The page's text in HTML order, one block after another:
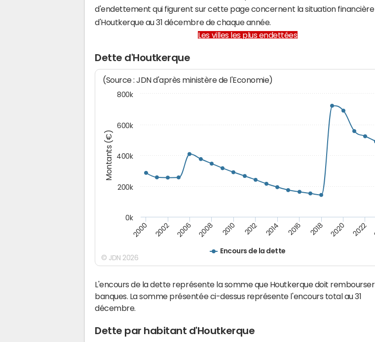
d'endettement qui figurent sur cette page concernent la situation financière
d'Houtkerque au 31 décembre de chaque année.
Les villes les plus endettées
Dette d'Houtkerque
Montants (€)
(Source : JDN d'après ministère de l'Economie)
Encours de la dette
2000 2002 2006 2008 2010 2012 2014 2016 2018 2020 2022
0k
200k
400k
600k
800k
© JDN 2026
L'encours de la dette représente la somme que Houtkerque doit rembourser
banques. La somme présentée ci-dessus représente l'encours total au 31
décembre.
Dette par habitant d'Houtkerque